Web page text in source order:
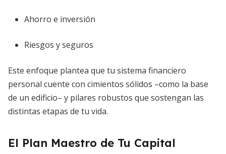
Ahorro e inversión
Riesgos y seguros
Este enfoque plantea que tu sistema financiero
personal cuente con cimientos sólidos –como la base
de un edificio– y pilares robustos que sostengan las
distintas etapas de tu vida.
El Plan Maestro de Tu Capital